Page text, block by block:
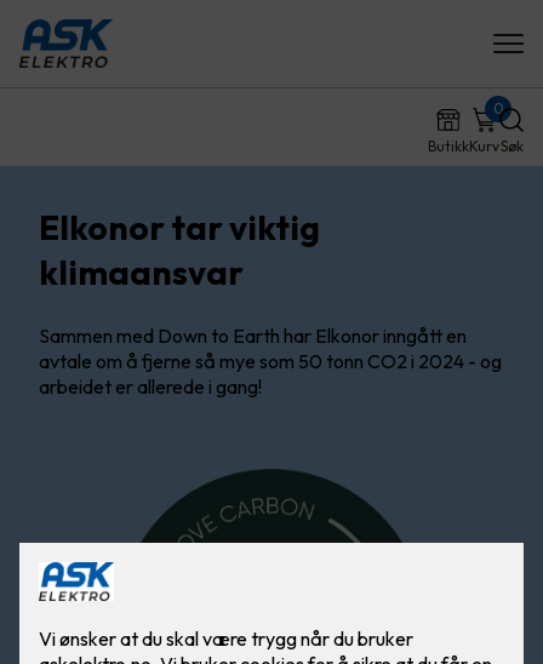
ButikkKurv
0
Søk
Elkonor tar viktig
klimaansvar
Sammen med Down to Earth har Elkonor inngått en
avtale om å fjerne så mye som 50 tonn CO2 i 2024 - og
arbeidet er allerede i gang!